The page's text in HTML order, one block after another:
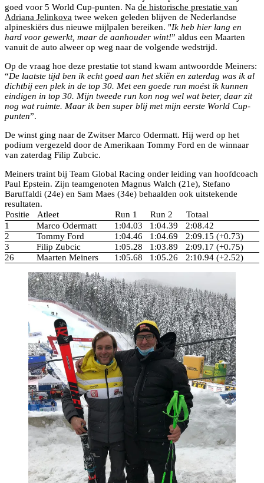
goed voor 5 World Cup-punten. Na de historische prestatie van
Adriana Jelinkova twee weken geleden blijven de Nederlandse
alpineskiërs dus nieuwe mijlpalen bereiken. "Ik heb hier lang en
hard voor gewerkt, maar de aanhouder wint!” aldus een Maarten
vanuit de auto alweer op weg naar de volgende wedstrijd.
Op de vraag hoe deze prestatie tot stand kwam antwoordde Meiners:
“De laatste tijd ben ik echt goed aan het skiën en zaterdag was ik al
dichtbij een plek in de top 30. Met een goede run moést ik kunnen
eindigen in top 30. Mijn tweede run kon nog wel wat beter, daar zit
nog wat ruimte. Maar ik ben super blij met mijn eerste World Cup-
punten”.
De winst ging naar de Zwitser Marco Odermatt. Hij werd op het
podium vergezeld door de Amerikaan Tommy Ford en de winnaar
van zaterdag Filip Zubcic.
Meiners traint bij Team Global Racing onder leiding van hoofdcoach
Paul Epstein. Zijn teamgenoten Magnus Walch (21e), Stefano
Baruffaldi (24e) en Sam Maes (34e) behaalden ook uitstekende
resultaten.
Positie
Atleet Run 1 Run 2
Totaal
1
Marco Odermatt 1:04.03 1:04.39
2:08.42
2
Tommy Ford 1:04.46 1:04.69
2:09.15 (+0.73)
3
Filip Zubcic 1:05.28 1:03.89
2:09.17 (+0.75)
26
Maarten Meiners 1:05.68 1:05.26 2:10.94 (+2.52)